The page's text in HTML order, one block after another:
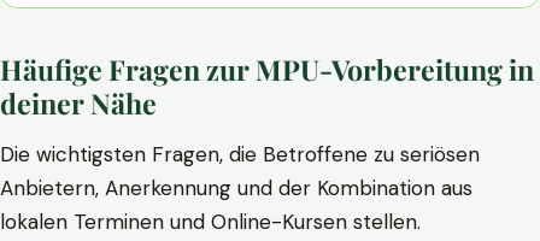
Häufige Fragen zur MPU-Vorbereitung in
deiner Nähe
Die wichtigsten Fragen, die Betroffene zu seriösen
Anbietern, Anerkennung und der Kombination aus
lokalen Terminen und Online-Kursen stellen.